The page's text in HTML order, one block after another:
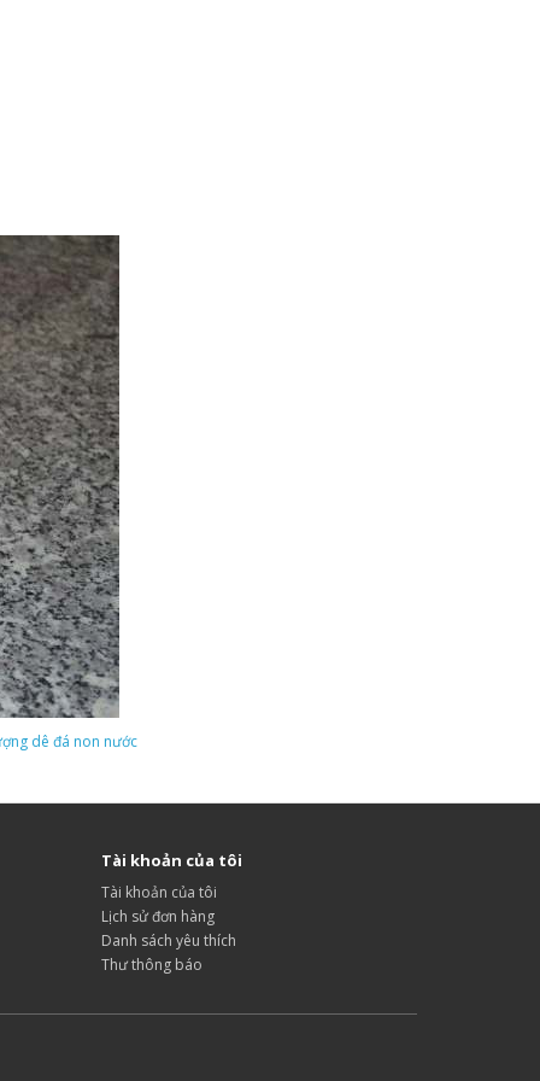
dê đá non nước
Tài khoản của tôi
Tài khoản của tôi
Lịch sử đơn hàng
Danh sách yêu thích
Thư thông báo